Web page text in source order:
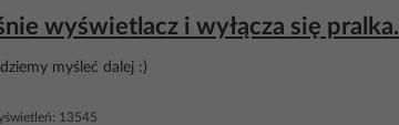
wyświetlacz i wyłącza się pralka.
myśleć dalej :)
13545